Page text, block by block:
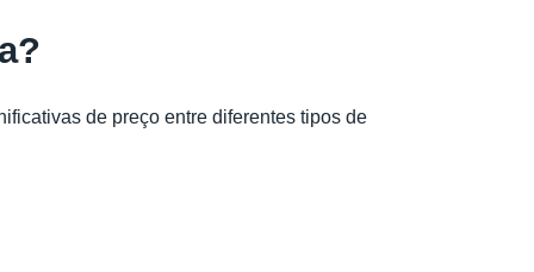
de preço entre diferentes tipos de